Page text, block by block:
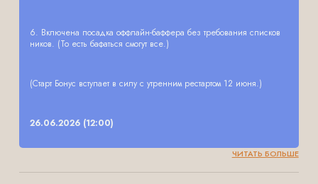
6. Включена посадка оффлайн-баффера без требования списков
ников. (То есть бафаться смогут все.)
(Старт Бонус вступает в силу с утренним рестартом 12 июня.)
26.06.2026 (12:00)
ЧИТАТЬ БОЛЬШЕ